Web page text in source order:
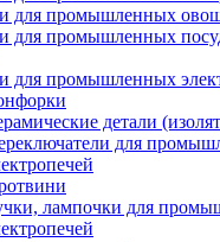
для промышленных
для промышленных
для промышленных
детали
для
лампочки для